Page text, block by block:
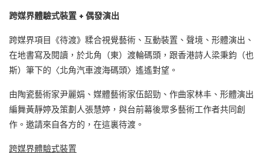
跨媒界體驗式裝置 + 偶發演出
跨媒界項目《待渡》糅合視覺藝術、互動裝置、聲境、形體演出、
在地書寫及閱讀，於北角（東）渡輪碼頭，跟香港詩人梁秉鈞（也
斯）筆下的〈北角汽車渡海碼頭〉遙遙對望。
由陶瓷藝術家尹麗娟、媒體藝術家伍韶勁、作曲家林丰、形體演出
編舞黃靜婷及策劃人張慧婷，與台前幕後眾多藝術工作者共同創
作。邀請來自各方的，在這裏待渡。
跨媒界體驗式裝置